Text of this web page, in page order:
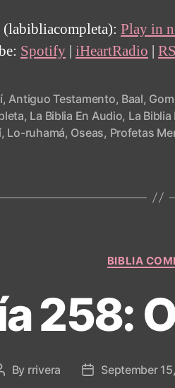
(labibliacompleta): Play in
Spotify | iHeartRadio |
, Antiguo Testamento, Baal,
, La Biblia En Audio, La Biblia
, Lo-ruhamá, Oseas, Profetas
BIBLIA
258:
By rrivera
PostSeptember